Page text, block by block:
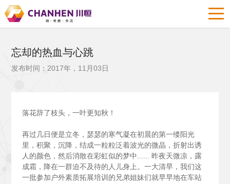
忘却的热血与心跳
发布时间：2017年，11月03日
落花辞了枝头，一叶更知秋！
再过几日便是立冬，瑟瑟的寒气凝在初晨的第一缕阳光
里，积聚，沉降，结成一粒粒泛着波光的微晶，折射出诱
人的颜色，然后消散在彩虹似的梦中...... 昨夜天微凉，露
成霜，降在一群迫不及待的人儿身上。一大清早，我们这
一批参加户外素质拓展培训的兄弟姐妹们就早早地在车站